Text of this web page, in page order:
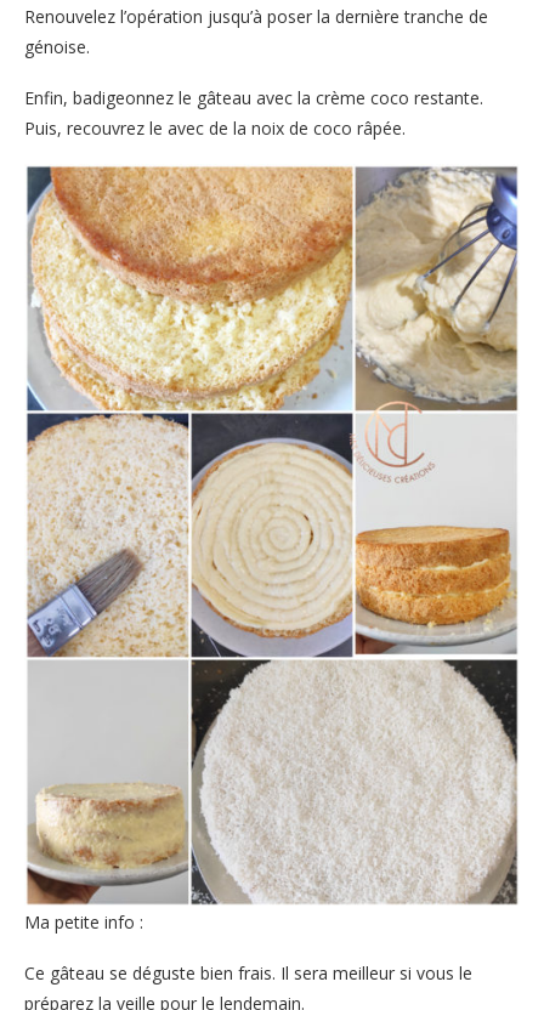
Renouvelez l’opération jusqu’à poser la dernière tranche de
génoise.
Enfin, badigeonnez le gâteau avec la crème coco restante.
Puis, recouvrez le avec de la noix de coco râpée.
Ma petite info :
Ce gâteau se déguste bien frais. Il sera meilleur si vous le
préparez la veille pour le lendemain.